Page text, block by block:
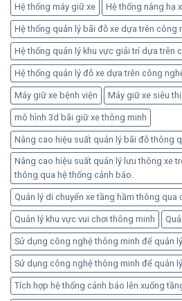
Hệ thống máy giữ xe Hệ thống nâng hạ
Hệ thống quản lý bãi đỗ xe dựa trên công
Hệ thống quản lý khu vực giải trí dựa trên
Hệ thống quản lý đỗ xe dựa trên công
Máy giữ xe bệnh viện Máy giữ xe siêu thị
mô hình 3d bãi giữ xe thông minh
Nâng cao hiệu suất quản lý bãi đỗ thông
Nâng cao hiệu suất quản lý lưu thông xe
thông qua hệ thống cảnh báo.
Quản lý di chuyển xe tầng hầm thông qua
Quản lý khu vực vui chơi thông minh
Sử dụng công nghệ thông minh để quản
Sử dụng công nghệ thông minh để quản
Tích hợp hệ thống cảnh báo lên xuống